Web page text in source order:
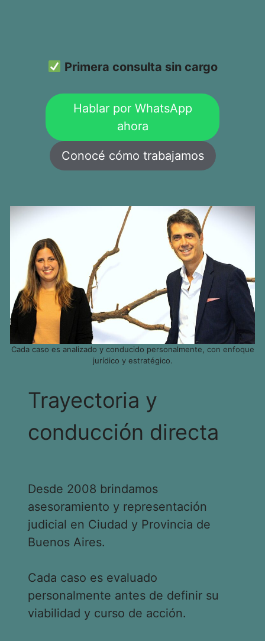
Primera consulta sin cargo
Hablar por WhatsApp
ahora
Conocé cómo trabajamos
Cada caso es analizado y conducido personalmente, con enfoque
jurídico y estratégico.
Trayectoria y
conducción directa
Desde 2008 brindamos
asesoramiento y representación
judicial en Ciudad y Provincia de
Buenos Aires.
Cada caso es evaluado
personalmente antes de definir su
viabilidad y curso de acción.